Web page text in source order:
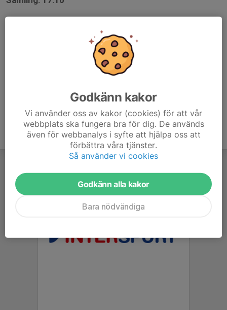
Godkänn kakor
Vi använder oss av kakor (cookies) för att vår
webbplats ska fungera bra för dig. De används
även för webbanalys i syfte att hjälpa oss att
förbättra våra tjänster.
Så använder vi cookies
Godkänn alla kakor
Bara nödvändiga